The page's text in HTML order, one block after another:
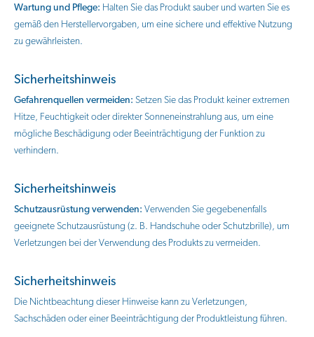
Wartung und Pflege: Halten Sie das Produkt sauber und warten Sie es
gemäß den Herstellervorgaben, um eine sichere und effektive Nutzung
zu gewährleisten.
Sicherheitshinweis
Gefahrenquellen vermeiden: Setzen Sie das Produkt keiner extremen
Hitze, Feuchtigkeit oder direkter Sonneneinstrahlung aus, um eine
mögliche Beschädigung oder Beeinträchtigung der Funktion zu
verhindern.
Sicherheitshinweis
Schutzausrüstung verwenden: Verwenden Sie gegebenenfalls
geeignete Schutzausrüstung (z. B. Handschuhe oder Schutzbrille), um
Verletzungen bei der Verwendung des Produkts zu vermeiden.
Sicherheitshinweis
Die Nichtbeachtung dieser Hinweise kann zu Verletzungen,
Sachschäden oder einer Beeinträchtigung der Produktleistung führen.